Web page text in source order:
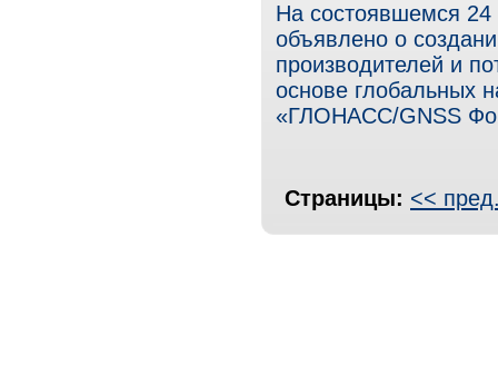
На состоявшемся
объявлено о
производителей и
основе глобальных
«ГЛОНАСС/GNSS
Страницы: <<